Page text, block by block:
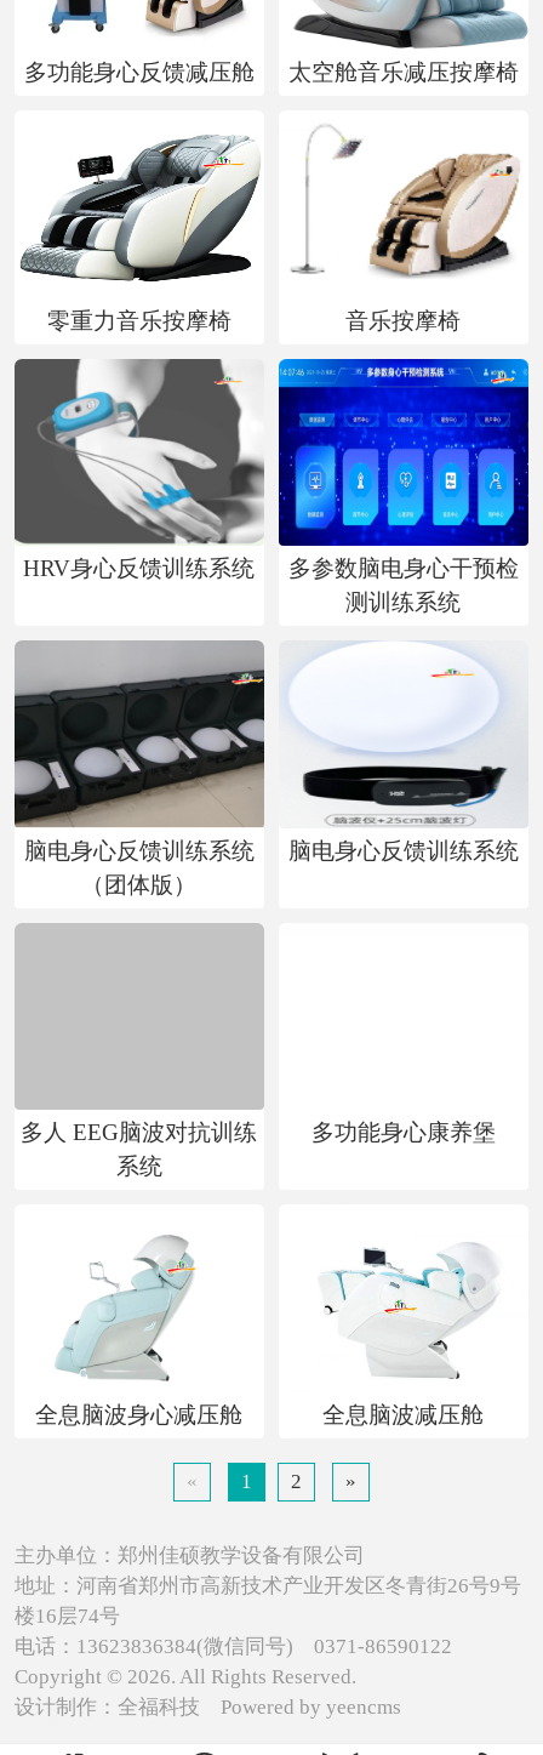
联
系
多功能身心反馈减压舱 太空舱音乐减压按摩椅
零重力音乐按摩椅 音乐按摩椅
HRV身心反馈训练系统
多参数脑电身心干预检
测训练系统
脑电身心反馈训练系统
（团体版）
脑电身心反馈训练系统
多人 EEG脑波对抗训练
系统
多功能身心康养堡
全息脑波身心减压舱 全息脑波减压舱
« 1 2 »
主办单位：郑州佳硕教学设备有限公司
地址：河南省郑州市高新技术产业开发区冬青街26号9号
楼16层74号
电话：13623836384(微信同号) 0371-86590122
Copyright © 2026. All Rights Reserved.
设计制作： 全福科技 Powered by yeencms